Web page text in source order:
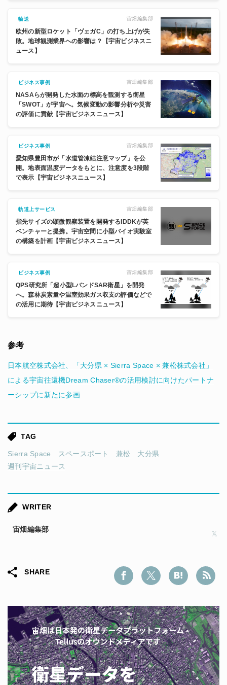
輸送 宙畑編集部
欧州の新型ロケット「ヴェガC」の打ち上げが失
敗。地球観測業界への影響は？【宇宙ビジネスニ
ュース】
ビジネス事例 宙畑編集部
NASAらが開発した水面の標高を観測する衛星
「SWOT」が宇宙へ。気候変動の影響分析や災害
の評価に貢献【宇宙ビジネスニュース】
ビジネス事例 宙畑編集部
愛知県豊田市が「水道管凍結注意マップ」を公
開。地表面温度データをもとに、注意度を3段階
で表示【宇宙ビジネスニュース】
軌道上サービス 宙畑編集部
指先サイズの顕微観察装置を開発するIDDKが英
ベンチャーと提携。宇宙空間に小型バイオ実験室
の構築を計画【宇宙ビジネスニュース】
ビジネス事例 宙畑編集部
QPS研究所「超小型LバンドSAR衛星」を開発
へ。森林炭素量や温室効果ガス収支の評価などで
の活用に期待【宇宙ビジネスニュース】
参考
日本航空株式会社、「大分県 × Sierra Space × 兼松株式会社」
による宇宙往還機Dream Chaser®の活用検討に向けたパートナ
ーシップに新たに参画
TAG
Sierra Space スペースポート 兼松
大分県
週刊宇宙ニュース
WRITER
宙畑編集部
SHARE